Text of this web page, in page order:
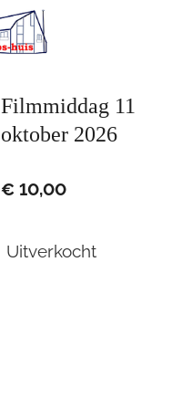
Filmmiddag 11
oktober 2026
€ 10,00
Uitverkocht